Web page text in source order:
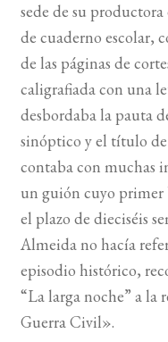
sede de su
de cuaderno escolar,
de las páginas de
caligrafiada con una
desbordaba la pauta
sinóptico y el título
contaba con muchas
un guión cuyo primer
el plazo de dieciséis
Almeida no hacía
episodio histórico,
“La larga noche” a la
Guerra Civil».